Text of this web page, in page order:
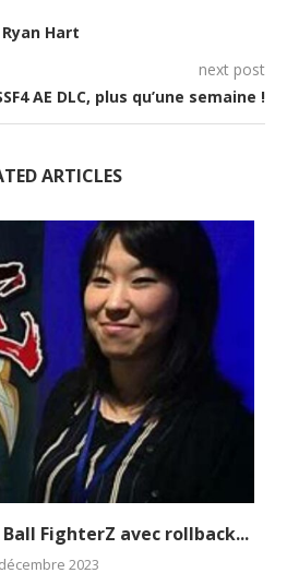
Hart
next post
AE DLC, plus qu’une semaine !
ARTICLES
FighterZ avec rollback...
2023